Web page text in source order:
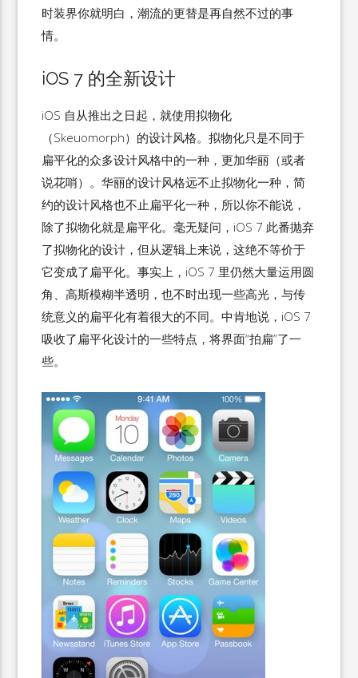
时装界你就明白，潮流的更替是再自然不过的事
情。
iOS 7 的全新设计
iOS 自从推出之日起，就使用拟物化
（Skeuomorph）的设计风格。拟物化只是不同于
扁平化的众多设计风格中的一种，更加华丽（或者
说花哨）。华丽的设计风格远不止拟物化一种，简
约的设计风格也不止扁平化一种，所以你不能说，
除了拟物化就是扁平化。毫无疑问，iOS 7 此番抛弃
了拟物化的设计，但从逻辑上来说，这绝不等价于
它变成了扁平化。事实上，iOS 7 里仍然大量运用圆
角、高斯模糊半透明，也不时出现一些高光，与传
统意义的扁平化有着很大的不同。中肯地说，iOS 7
吸收了扁平化设计的一些特点，将界面“拍扁”了一
些。